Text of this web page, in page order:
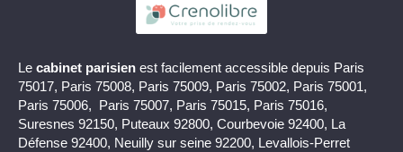
Le cabinet parisien est facilement accessible depuis Paris
75017, Paris 75008, Paris 75009, Paris 75002, Paris 75001,
Paris 75006, Paris 75007, Paris 75015, Paris 75016,
Suresnes 92150, Puteaux 92800, Courbevoie 92400, La
Défense 92400, Neuilly sur seine 92200, Levallois-Perret